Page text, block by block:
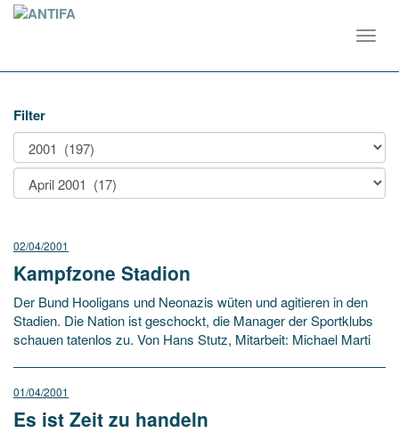
Filter
02/04/2001
Kampfzone Stadion
Der Bund Hooligans und Neonazis wüten und agitieren in den
Stadien. Die Nation ist geschockt, die Manager der Sportklubs
schauen tatenlos zu. Von Hans Stutz, Mitarbeit: Michael Marti
01/04/2001
Es ist Zeit zu handeln